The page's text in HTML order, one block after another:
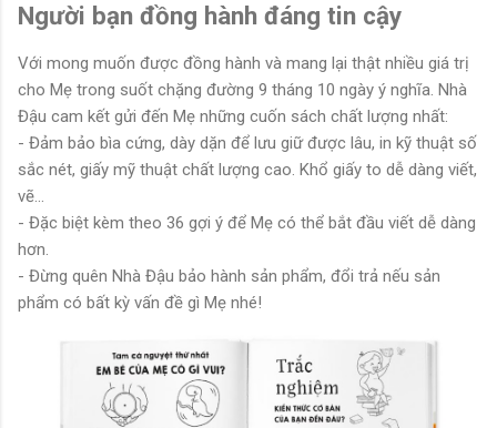
Người bạn đồng hành đáng tin cậy
Với mong muốn được đồng hành và mang lại thật nhiều giá trị
cho Mẹ trong suốt chặng đường 9 tháng 10 ngày ý nghĩa. Nhà
Đậu cam kết gửi đến Mẹ những cuốn sách chất lượng nhất:
- Đảm bảo bìa cứng, dày dặn để lưu giữ được lâu, in kỹ thuật số
sắc nét, giấy mỹ thuật chất lượng cao. Khổ giấy to dễ dàng viết,
vẽ...
- Đặc biệt kèm theo 36 gợi ý để Mẹ có thể bắt đầu viết dễ dàng
hơn.
- Đừng quên Nhà Đậu bảo hành sản phẩm, đổi trả nếu sản
phẩm có bất kỳ vấn đề gì Mẹ nhé!